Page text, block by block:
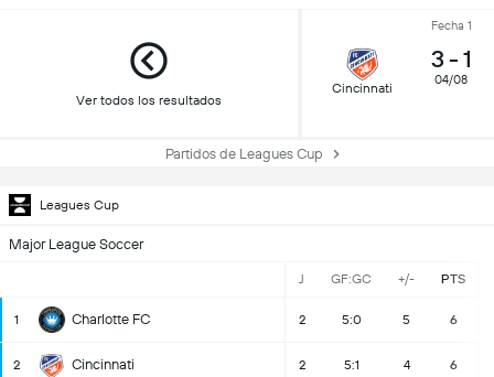
Ver todos los resultados
Fecha 1
Cincinnati
3 - 1
04/08
Partidos de Leagues Cup
Leagues Cup
Major League Soccer
J GF:GC +/- PTS
1 Charlotte FC 2 5:0 5 6
2 Cincinnati 2 5:1 4 6